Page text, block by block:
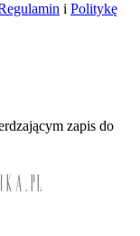
i Politykę
zapis do